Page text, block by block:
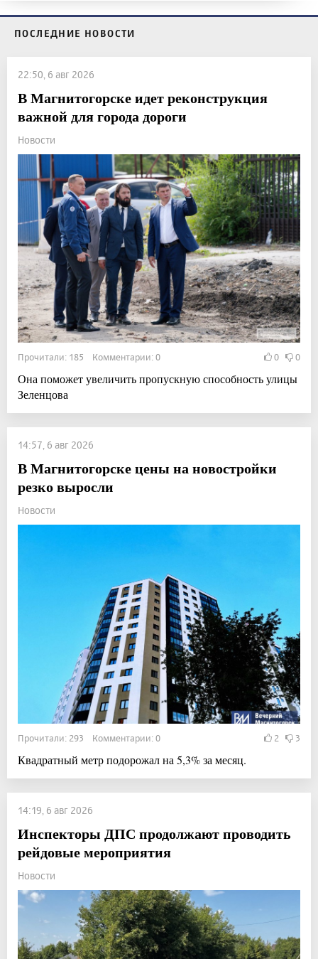
ПОСЛЕДНИЕ НОВОСТИ
22:50, 6 авг 2026
В Магнитогорске идет реконструкция
важной для города дороги
Новости
Прочитали: 185 Комментарии: 0 0 0
Она поможет увеличить пропускную способность улицы
Зеленцова
14:57, 6 авг 2026
В Магнитогорске цены на новостройки
резко выросли
Новости
Прочитали: 293 Комментарии: 0 2 3
Квадратный метр подорожал на 5,3% за месяц.
14:19, 6 авг 2026
Инспекторы ДПС продолжают проводить
рейдовые мероприятия
Новости